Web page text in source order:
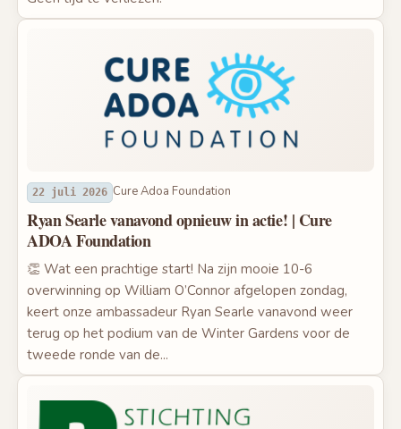
22 juli 2026 Cure Adoa Foundation
Ryan Searle vanavond opnieuw in actie! | Cure
ADOA Foundation
👏 Wat een prachtige start! Na zijn mooie 10-6
overwinning op William O’Connor afgelopen zondag,
keert onze ambassadeur Ryan Searle vanavond weer
terug op het podium van de Winter Gardens voor de
tweede ronde van de...